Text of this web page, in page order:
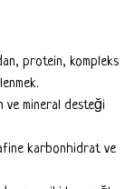
protein, kompleks
mineral desteği
karbonhidrat ve